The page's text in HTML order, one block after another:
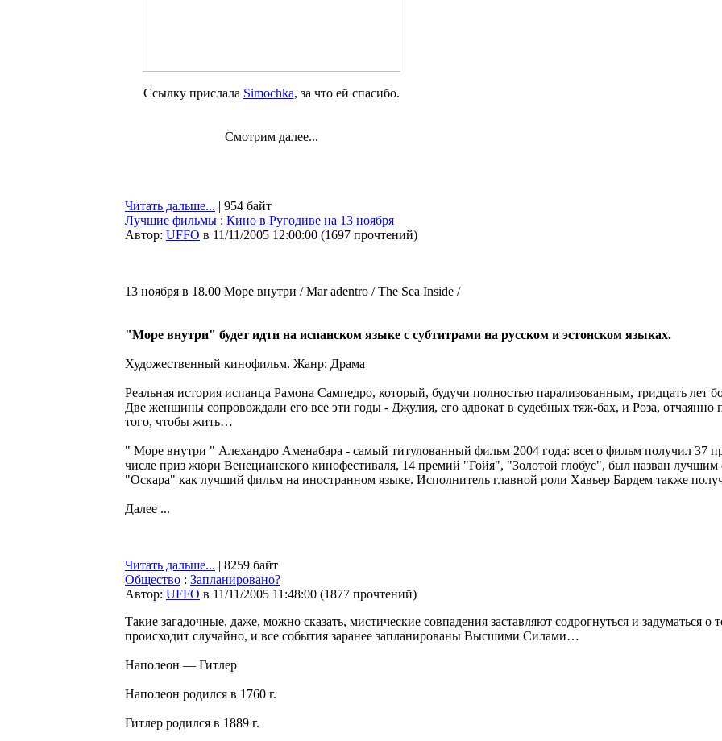
Ссылку прислала Simochka, за что ей спасибо.
Смотрим далее...
Читать дальше... | 954 байт
Лучшие фильмы : Кино в Ругодиве на 13 ноября
Автор: UFFO в 11/11/2005 12:00:00 (1697 прочтений)
13 ноября в 18.00 Море внутри / Mar adentro / The Sea Inside /
"Море внутри" будет идти на испанском языке с субтитрами на русском и эстонском языках.
Художественный кинофильм. Жанр: Драма
Реальная история испанца Рамона Сампедро, который, будучи полностью парализованным, тридцать лет
Две женщины сопровождали его все эти годы - Джулия, его адвокат в судебных тяж-бах, и Роза, отчаянно
того, чтобы жить…
" Море внутри " Алехандро Аменабара - самый титулованный фильм 2004 года: всего фильм получил 37
числе приз жюри Венецианского кинофестиваля, 14 премий "Гойя", "Золотой глобус", был назван
"Оскара" как лучший фильм на иностранном языке. Исполнитель главной роли Хавьер Бардем также
Далее ...
Читать дальше... | 8259 байт
Общество : Запланировано?
Автор: UFFO в 11/11/2005 11:48:00 (1877 прочтений)
Такие загадочные, даже, можно сказать, мистические совпадения заставляют содрогнуться и задуматься
происходит случайно, и все события заранее запланированы Высшими Силами…
Наполеон — Гитлер
Наполеон родился в 1760 г.
Гитлер родился в 1889 г.